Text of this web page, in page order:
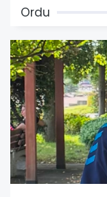
Ordu